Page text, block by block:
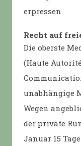
erpressen.
Recht auf
Die oberste
(Haute
unabhängige
Wegen
der private
Januar 15